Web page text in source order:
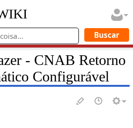
- CNAB Retorno
Configurável